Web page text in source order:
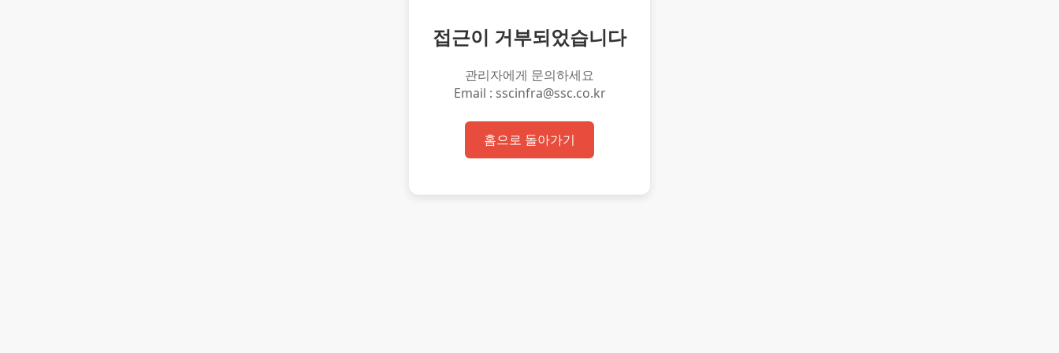
접근이 거부되었습니다
관리자에게 문의하세요
Email : sscinfra@ssc.co.kr
홈으로 돌아가기